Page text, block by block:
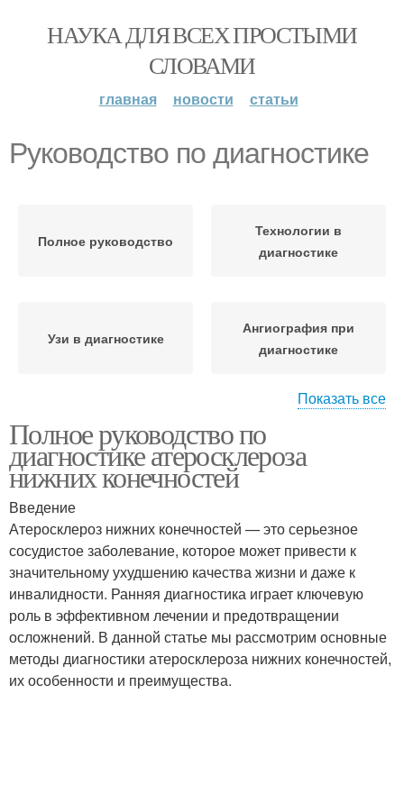
НАУКА ДЛЯ ВСЕХ ПРОСТЫМИ
СЛОВАМИ
главная новости статьи
Руководство по диагностике
Полное руководство
Технологии в
диагностике
Узи в диагностике
Ангиография при
диагностике
Помочь в диагностике
Показать все
Полное руководство по
диагностике атеросклероза
нижних конечностей
Введение
Атеросклероз нижних конечностей — это серьезное
сосудистое заболевание, которое может привести к
значительному ухудшению качества жизни и даже к
инвалидности. Ранняя диагностика играет ключевую
роль в эффективном лечении и предотвращении
осложнений. В данной статье мы рассмотрим основные
методы диагностики атеросклероза нижних конечностей,
их особенности и преимущества.